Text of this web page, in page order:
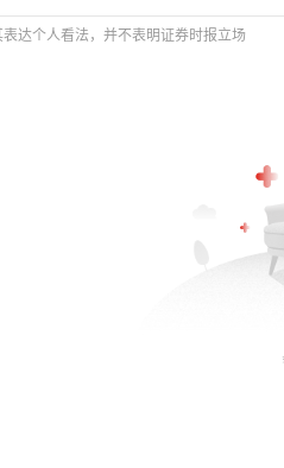
达个人看法，并不表明证券时报立场